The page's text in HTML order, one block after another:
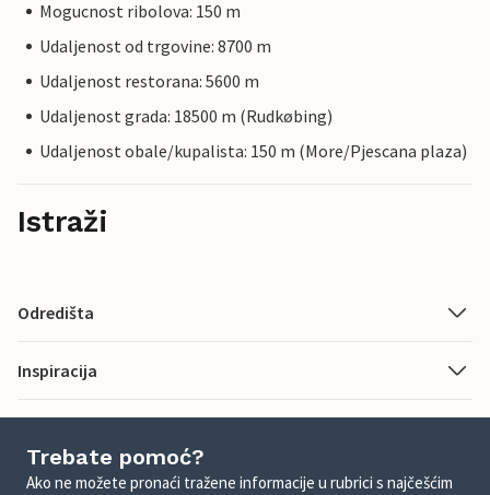
Mogucnost ribolova: 150 m
Udaljenost od trgovine: 8700 m
Udaljenost restorana: 5600 m
Udaljenost grada: 18500 m (Rudkøbing)
Udaljenost obale/kupalista: 150 m (More/Pjescana plaza)
Istraži
Odredišta
Inspiracija
Trebate pomoć?
Ako ne možete pronaći tražene informacije u rubrici s najčešćim